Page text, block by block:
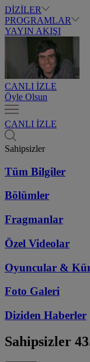
DİZİLER
PROGRAMLAR
YAYIN AKIŞI
CANLI İZLE
Öyle Olsun
CANLI İZLE
Sahipsizler
Tüm Bilgiler
Bölümler
Fragmanlar
Özel Videolar
Oyuncular &
Foto Galeri
Diziden Haberler
Sahipsizler